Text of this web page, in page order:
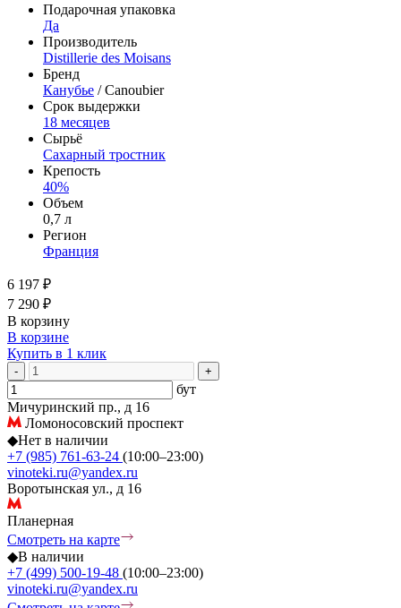
Подарочная упаковка
Да
Производитель
Distillerie des Moisans
Бренд
Канубье / Canoubier
Срок выдержки
18 месяцев
Сырьё
Сахарный тростник
Крепость
40%
Объем
0,7 л
Регион
Франция
6 197 ₽
7 290 ₽
В корзину
В корзине
Купить в 1 клик
- +
бут
Мичуринский пр., д 16
Ломоносовский проспект
◆Нет в наличии
+7 (985) 761-63-24 (10:00–23:00)
vinoteki.ru@yandex.ru
Воротынская ул., д 16
Планерная
Смотреть на карте
◆В наличии
+7 (499) 500-19-48 (10:00–23:00)
vinoteki.ru@yandex.ru